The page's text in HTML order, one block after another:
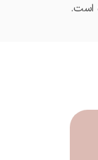
است.